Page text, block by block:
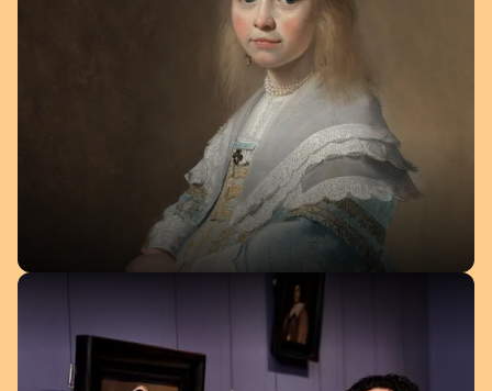
16 juli 2025 - 9 augustus 2026
SEKS, DRUGS EN AARDEWERK